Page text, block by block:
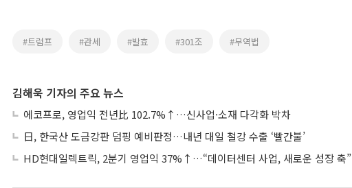
#트럼프 #관세 #발효 #301조 #무역법
김해욱 기자의 주요 뉴스
에코프로, 영업익 전년比 102.7%↑…신사업·소재 다각화 박차
日, 한국산 도금강판 덤핑 예비판정…내년 대일 철강 수출 ‘빨간불’
HD현대일렉트릭, 2분기 영업익 37%↑…“데이터센터 사업, 새로운 성장 축”